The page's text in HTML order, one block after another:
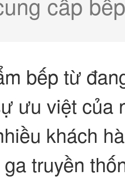
bếp từ
ưu việt của
khách
truyền